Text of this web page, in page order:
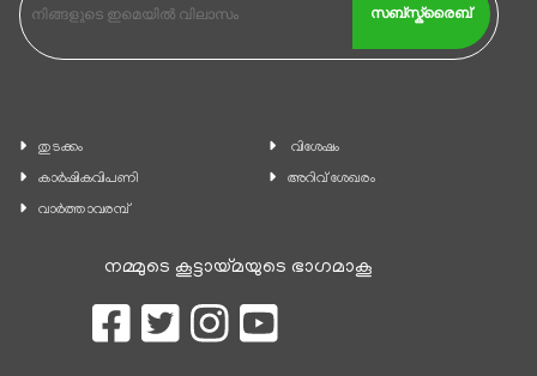
സബ്സ്ക്രൈബ്
തുടക്കം
കാ‍ർഷികവിപണി
വാര്‍ത്താവരമ്പ്
വിശേഷം
അറിവ് ശേഖരം
നമ്മുടെ കൂട്ടായ്മയുടെ ഭാഗമാകൂ